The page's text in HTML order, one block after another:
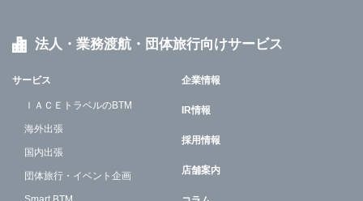
法人・業務渡航・団体旅行向けサービス
サービス
ＩＡＣＥトラベルのBTM
海外出張
国内出張
団体旅行・イベント企画
企業情報
IR情報
採用情報
店舗案内